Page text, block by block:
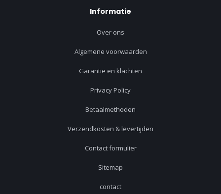
Informatie
Over ons
Algemene voorwaarden
Garantie en klachten
Privacy Policy
Betaalmethoden
Verzendkosten & levertijden
Contact formulier
Sitemap
contact